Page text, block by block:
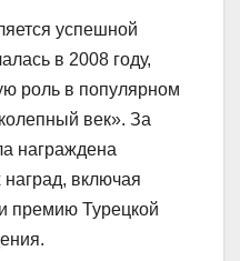
успешной
в 2008 году,
роль в популярном
век». За
награждена
включая
премию Турецкой